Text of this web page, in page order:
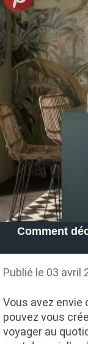
Comment
Publié le 03 avril
Vous avez envie
pouvez vous
voyager au